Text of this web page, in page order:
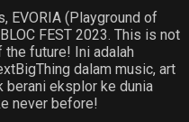
EVORIA (Playground of
FEST 2023. This is not
the future! Ini adalah
dalam music, art
berani eksplor ke dunia
never before!